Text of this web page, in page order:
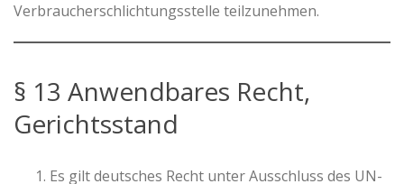
Verbraucherschlichtungsstelle teilzunehmen.
§ 13 Anwendbares Recht,
Gerichtsstand
Es gilt deutsches Recht unter Ausschluss des UN-